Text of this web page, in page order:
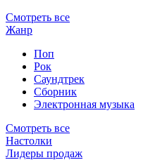
Смотреть все
Жанр
Поп
Рок
Саундтрек
Сборник
Электронная музыка
Смотреть все
Настолки
Лидеры продаж